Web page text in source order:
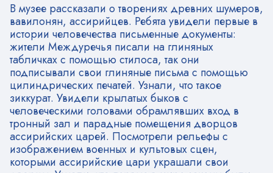
В музее рассказали о творениях древних шумеров,
вавилонян, ассирийцев. Ребята увидели первые в
истории человечества письменные документы:
жители Междуречья писали на глиняных
табличках с помощью стилоса, так они
подписывали свои глиняные письма с помощью
цилиндрических печатей. Узнали, что такое
зиккурат. Увидели крылатых быков с
человеческими головами обрамлявших вход в
тронный зал и парадные помещения дворцов
ассирийских царей. Посмотрели рельефы с
изображением военных и культовых сцен,
которыми ассирийские цари украшали свои